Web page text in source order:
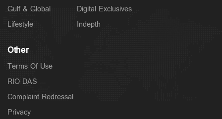
Gulf & Global
Lifestyle
Digital Exclusives
Indepth
Other
Terms Of Use
RIO DAS
Complaint Redressal
Privacy